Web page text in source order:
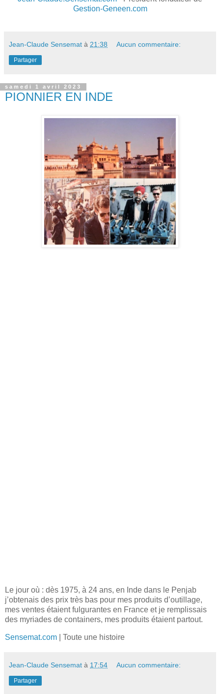
Gestion-Geneen.com
Jean-Claude Sensemat à 21:38 Aucun commentaire:
Partager
samedi 1 avril 2023
PIONNIER EN INDE
Le jour où : dès 1975, à 24 ans, en Inde dans le Penjab
j’obtenais des prix très bas pour mes produits d’outillage,
mes ventes étaient fulgurantes en France et je remplissais
des myriades de containers, mes produits étaient partout.
Sensemat.com | Toute une histoire
Jean-Claude Sensemat à 17:54 Aucun commentaire:
Partager